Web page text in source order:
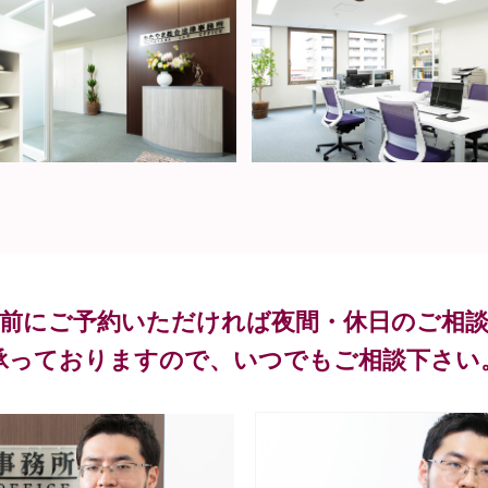
にご予約いただければ夜間・休日のご相
っておりますので、いつでもご相談下さい